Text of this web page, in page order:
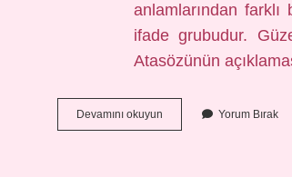
anlamlarından
ifade grubudur.
Atasözünün
Devamını okuyun
Olmaz
Yorum Bırak